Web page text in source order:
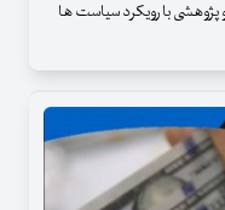
پژوهشی با رویکرد سیاست ها